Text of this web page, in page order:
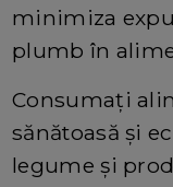
minimiza
plumb în
Consumați
sănătoasă și
legume și